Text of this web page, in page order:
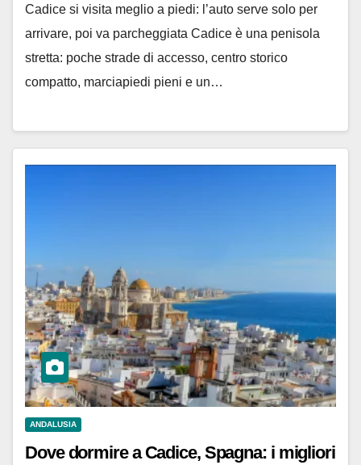
Cadice si visita meglio a piedi: l’auto serve solo per
arrivare, poi va parcheggiata Cadice è una penisola
stretta: poche strade di accesso, centro storico
compatto, marciapiedi pieni e un…
ANDALUSIA
Dove dormire a Cadice, Spagna: i migliori